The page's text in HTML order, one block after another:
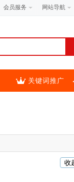
网站导航
会员服务
关键词推广
收